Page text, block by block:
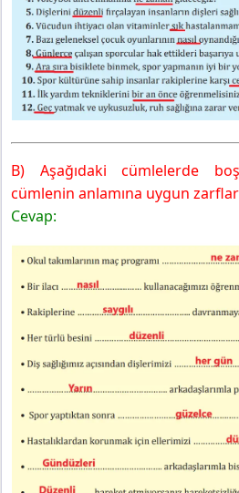
B) Aşağıdaki cümlelerde
cümlenin anlamına uygun
Cevap: